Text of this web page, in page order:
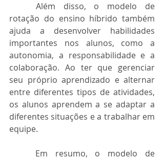
rotação do ensino híbrido também
ajuda a desenvolver habilidades
importantes nos alunos, como a
autonomia, a responsabilidade e a
colaboração. Ao ter que gerenciar
seu próprio aprendizado e alternar
entre diferentes tipos de atividades,
os alunos aprendem a se adaptar a
diferentes situações e a trabalhar em
equipe.